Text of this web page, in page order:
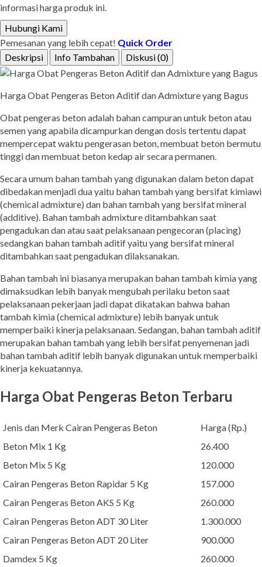
informasi harga produk ini.
Hubungi Kami
Pemesanan yang lebih cepat! Quick Order
Deskripsi
Info Tambahan Diskusi (0)
Harga Obat Pengeras Beton Aditif dan Admixture yang Bagus
Obat pengeras beton adalah bahan campuran untuk beton atau
semen yang apabila dicampurkan dengan dosis tertentu dapat
mempercepat waktu pengerasan beton, membuat beton bermutu
tinggi dan membuat beton kedap air secara permanen.
Secara umum bahan tambah yang digunakan dalam beton dapat
dibedakan menjadi dua yaitu bahan tambah yang bersifat kimiawi
(chemical admixture) dan bahan tambah yang bersifat mineral
(additive). Bahan tambah admixture ditambahkan saat
pengadukan dan atau saat pelaksanaan pengecoran (placing)
sedangkan bahan tambah aditif yaitu yang bersifat mineral
ditambahkan saat pengadukan dilaksanakan.
Bahan tambah ini biasanya merupakan bahan tambah kimia yang
dimaksudkan lebih banyak mengubah perilaku beton saat
pelaksanaan pekerjaan jadi dapat dikatakan bahwa bahan
tambah kimia (chemical admixture) lebih banyak untuk
memperbaiki kinerja pelaksanaan. Sedangan, bahan tambah aditif
merupakan bahan tambah yang lebih bersifat penyemenan jadi
bahan tambah aditif lebih banyak digunakan untuk memperbaiki
kinerja kekuatannya.
Harga Obat Pengeras Beton Terbaru
Jenis dan Merk Cairan Pengeras Beton
Harga (Rp.)
Beton Mix 1 Kg
26.400
Beton Mix 5 Kg
120.000
Cairan Pengeras Beton Rapidar 5 Kg
157.000
Cairan Pengeras Beton AKS 5 Kg
260.000
Cairan Pengeras Beton ADT 30 Liter
1.300.000
Cairan Pengeras Beton ADT 20 Liter
900.000
Damdex 5 Kg
260.000